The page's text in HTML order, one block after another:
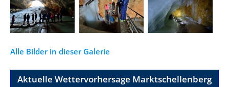
Alle Bilder in dieser Galerie
Aktuelle Wettervorhersage Marktschellenberg